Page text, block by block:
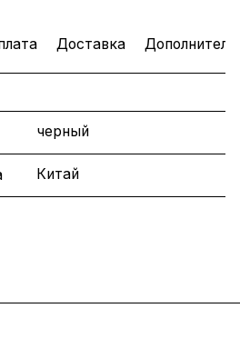
Доставка
черный
Китай